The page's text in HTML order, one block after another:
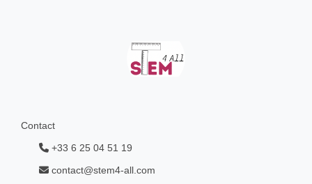
Contact
+33 6 25 04 51 19
contact@stem4-all.com